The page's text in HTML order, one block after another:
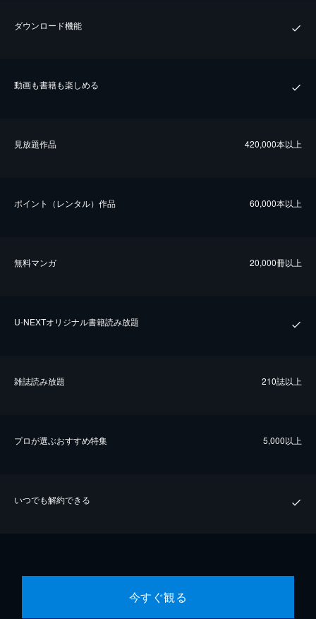
ダウンロード機能
動画も書籍も楽しめる
⾒放題作品 420,000本以上
ポイント（レンタル）作品 60,000本以上
無料マンガ 20,000冊以上
U-NEXTオリジナル書籍読み放題
雑誌読み放題 210誌以上
プロが選ぶおすすめ特集 5,000以上
いつでも解約できる
今すぐ観る